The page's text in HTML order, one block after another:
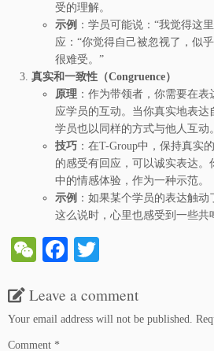
受的理解。
示例 ：学员可能说：“我觉得这
应：“你觉得自己被忽视了，似
很难受。”
真实和一致性（Congruence）
原理 ：作为带领者，你需要在
应学员的互动。当你真实地表达
学员也以同样的方式与他人互动。
技巧 ：在T-Group中，保持真实
的感受有回应，可以诚实表达。
中的情感体验，作为一种示范。
示例 ：如果某个学员的表达触
这么说时，心里也感受到一些共
W
C
ha
Fa
bo
ok
tte
r
Leave a comment
Your email address will not be published.
Comment *